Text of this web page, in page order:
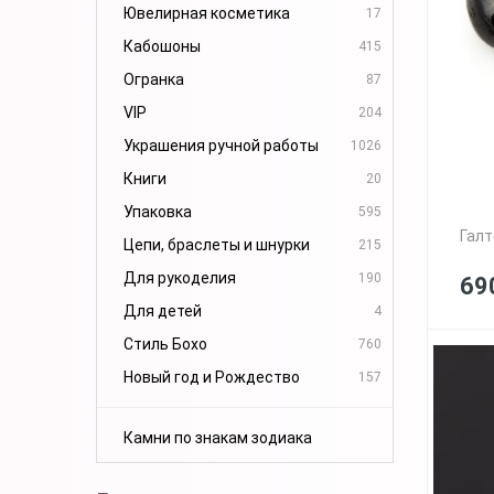
Ювелирная косметика 17
Кабошоны 415
Огранка 87
VIP 204
Украшения ручной работы 1026
Книги 20
Упаковка 595
Цепи, браслеты и шнурки 215
Для рукоделия 190
Для детей 4
Стиль Бохо 760
Новый год и Рождество 157
Камни по знакам зодиака